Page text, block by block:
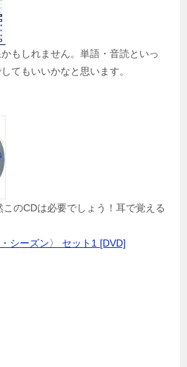
もしれません。単語・音読といっ
てもいいかなと思います。
のCDは必要でしょう！耳で覚える
シーズン〉 セット1 [DVD]